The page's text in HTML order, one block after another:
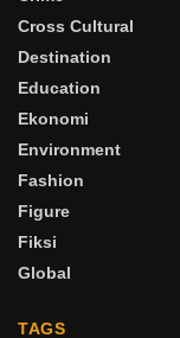
Cross Cultural
Destination
Education
Ekonomi
Environment
Fashion
Figure
Fiksi
Global
TAGS